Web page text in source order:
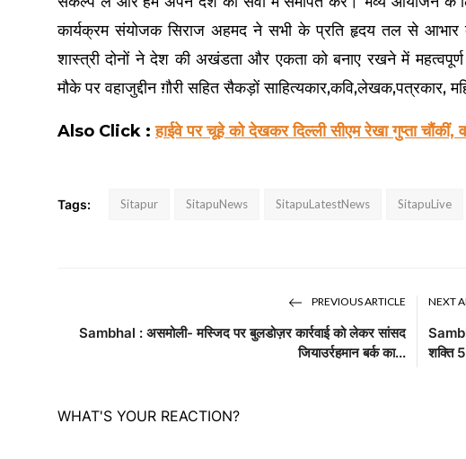
कार्यक्रम संयोजक सिराज अहमद ने सभी के प्रति हृदय तल से आभार
शास्त्री दोनों ने देश की अखंडता और एकता को बनाए रखने में
मौके पर वहाजुद्दीन ग़ौरी सहित सैकड़ों साहित्यकार,कवि,लेखक,पत्रकार,
Also Click :हाईवे पर चूहे को देखकर दिल्ली सीएम रेखा गुप्ता चौंकीं,
Tags: Sitapur SitapuNews SitapuLatestNews SitapuLive
PREVIOUS ARTICLE
Sambhal : असमोली- मस्जिद पर बुलडोज़र कार्रवाई को लेकर सांसद
जियाउर्रहमान बर्क का...
NEXT
शक्ति
WHAT'S YOUR REACTION?